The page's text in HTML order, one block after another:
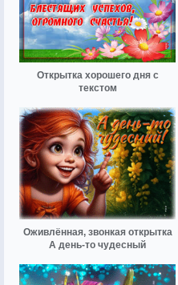
Открытка хорошего дня с
текстом
Оживлённая, звонкая открытка
А день-то чудесный